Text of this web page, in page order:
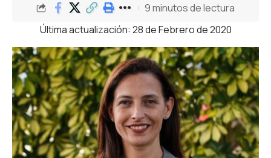
Última actualización: 28 de Febrero de 2020
9 minutos de lectura